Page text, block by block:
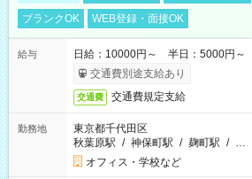
ブランクOK
WEB登録・面接OK
給与
日給：10000円～ 半日：5000円～
交通費別途支給あり
交通費 交通費規定支給
勤務地
東京都千代田区
秋葉原駅 / 神保町駅 / 麹町駅 / …
オフィス・学校など